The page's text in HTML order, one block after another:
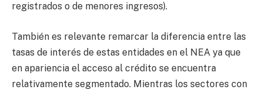
registrados o de menores ingresos).
También es relevante remarcar la diferencia entre las
tasas de interés de estas entidades en el NEA ya que
en apariencia el acceso al crédito se encuentra
relativamente segmentado. Mientras los sectores con